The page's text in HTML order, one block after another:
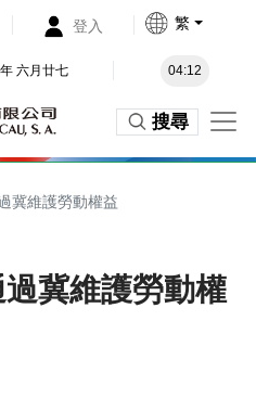
登入 繁
六月廿七 04:12
搜尋
冀維護勞動權益
冀維護勞動權